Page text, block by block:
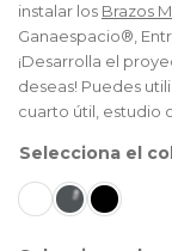
instalar los Brazos
Ganaespacio®,
¡Desarrolla el
deseas! Puedes
cuarto útil, estudio